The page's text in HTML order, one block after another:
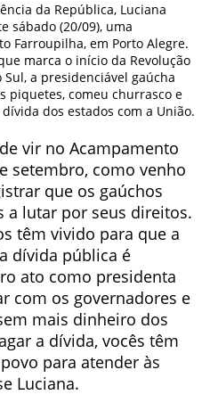
da República, Luciana
sábado (20/09), uma
Farroupilha, em Porto Alegre.
marca o início da Revolução
a presidenciável gaúcha
piquetes, comeu churrasco e
dos estados com a União.
vir no Acampamento
setembro, como venho
que os gaúchos
a lutar por seus direitos.
têm vivido para que a
dívida pública é
ato como presidenta
com os governadores e
mais dinheiro dos
a dívida, vocês têm
para atender às
Luciana.